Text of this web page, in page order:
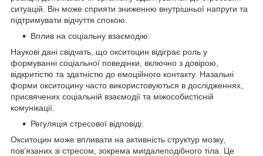
ситуацій. Він може сприяти зниженню внутрішньої напруги та
підтримувати відчуття спокою.
Вплив на соціальну взаємодію:
Наукові дані свідчать, що окситоцин відіграє роль у
формуванні соціальної поведінки, включно з довірою,
відкритістю та здатністю до емоційного контакту. Назальні
форми окситоцину часто використовуються в дослідженнях,
присвячених соціальній взаємодії та міжособистісній
комунікації.
Регуляція стресової відповіді:
Окситоцин може впливати на активність структур мозку,
пов’язаних зі стресом, зокрема мигдалеподібного тіла. Це